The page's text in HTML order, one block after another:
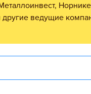
ведущие